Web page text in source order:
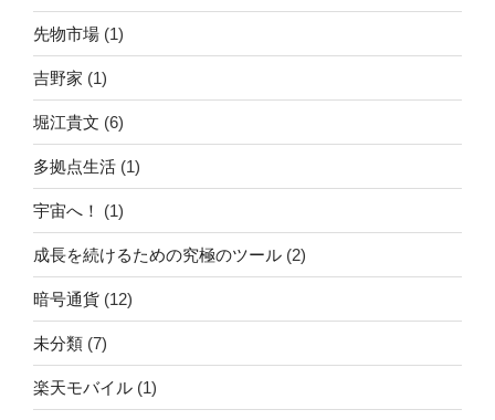
先物市場 (1)
吉野家 (1)
堀江貴文 (6)
多拠点生活 (1)
宇宙へ！ (1)
成長を続けるための究極のツール (2)
暗号通貨 (12)
未分類 (7)
楽天モバイル (1)